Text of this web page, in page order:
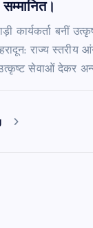
कार्यकर्ता बनीं
राज्य स्तरीय
सेवाओं देकर